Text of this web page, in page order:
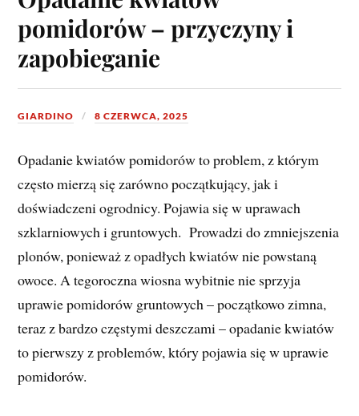
pomidorów – przyczyny i
zapobieganie
GIARDINO 8 CZERWCA, 2025
Opadanie kwiatów pomidorów to problem, z którym
często mierzą się zarówno początkujący, jak i
doświadczeni ogrodnicy. Pojawia się w uprawach
szklarniowych i gruntowych. Prowadzi do zmniejszenia
plonów, ponieważ z opadłych kwiatów nie powstaną
owoce. A tegoroczna wiosna wybitnie nie sprzyja
uprawie pomidorów gruntowych – początkowo zimna,
teraz z bardzo częstymi deszczami – opadanie kwiatów
to pierwszy z problemów, który pojawia się w uprawie
pomidorów.